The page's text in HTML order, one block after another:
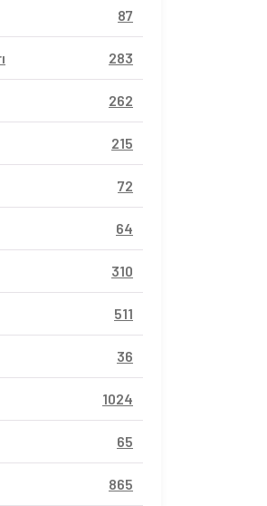
87
283
262
215
72
64
310
511
36
1024
65
865